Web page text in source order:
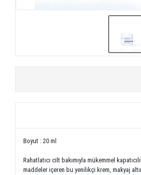
Boyut : 20 ml
Rahatlatıcı cilt bakımıyla mükemmel
maddeler içeren bu yenilikçi krem, makyaj